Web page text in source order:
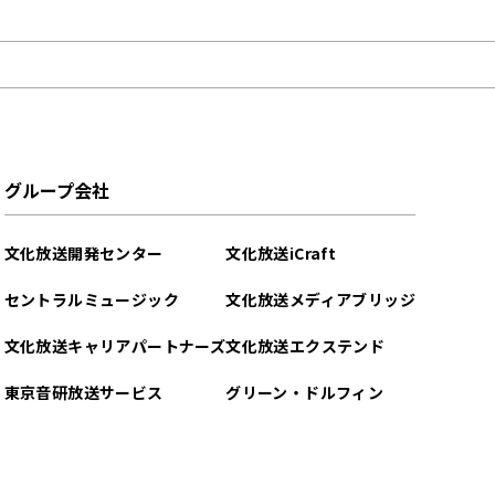
グループ会社
文化放送開発センター
セントラルミュージック
文化放送キャリアパートナーズ
東京音研放送サービス
文化放送iCraft
文化放送メディアブリッジ
文化放送エクステンド
グリーン・ドルフィン